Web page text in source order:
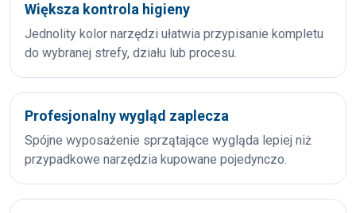
Większa kontrola higieny
Jednolity kolor narzędzi ułatwia przypisanie kompletu
do wybranej strefy, działu lub procesu.
Profesjonalny wygląd zaplecza
Spójne wyposażenie sprzątające wygląda lepiej niż
przypadkowe narzędzia kupowane pojedynczo.